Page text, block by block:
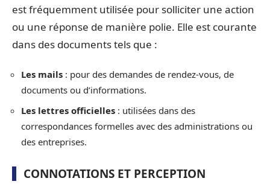
est fréquemment utilisée pour solliciter une action
ou une réponse de manière polie. Elle est courante
dans des documents tels que :
Les mails : pour des demandes de rendez-vous, de
documents ou d’informations.
Les lettres officielles : utilisées dans des
correspondances formelles avec des administrations ou
des entreprises.
CONNOTATIONS ET PERCEPTION